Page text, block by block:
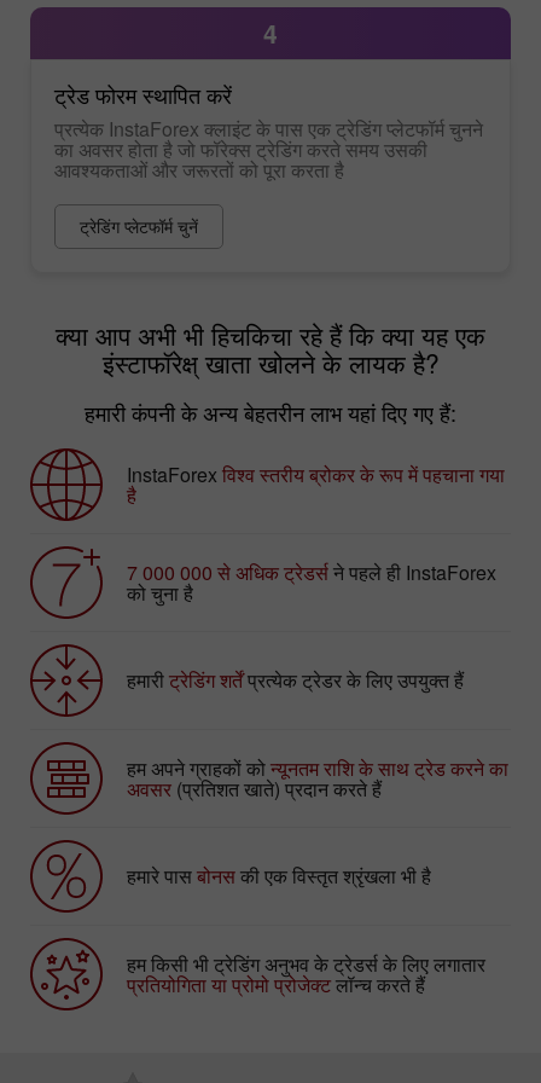
4
ट्रेड फोरम स्थापित करें
प्रत्येक InstaForex क्लाइंट के पास एक ट्रेडिंग प्लेटफॉर्म चुनने
का अवसर होता है जो फॉरेक्स ट्रेडिंग करते समय उसकी
आवश्यकताओं और जरूरतों को पूरा करता है
ट्रेडिंग प्लेटफॉर्म चुनें
क्या आप अभी भी हिचकिचा रहे हैं कि क्या यह एक
इंस्टाफॉरेक्ष् खाता खोलने के लायक है?
हमारी कंपनी के अन्य बेहतरीन लाभ यहां दिए गए हैं:
InstaForex विश्व स्तरीय ब्रोकर के रूप में पहचाना गया
है
7 000 000 से अधिक ट्रेडर्सने पहले ही InstaForex
को चुना है
हमारीट्रेडिंग शर्तेंप्रत्येक ट्रेडर के लिए उपयुक्त हैं
हम अपने ग्राहकों कोन्यूनतम राशि के साथ ट्रेड करने का
अवसर (प्रतिशत खाते) प्रदान करते हैं
हमारे पासबोनसकी एक विस्तृत श्रृंखला भी है
हम किसी भी ट्रेडिंग अनुभव के ट्रेडर्स के लिए लगातार
प्रतियोगिता या प्रोमो प्रोजेक्टलॉन्च करते हैं